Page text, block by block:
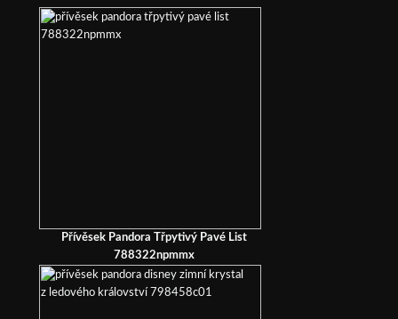
Přívěsek Pandora Třpytivý Pavé List
788322npmmx